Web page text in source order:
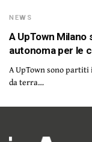
NEWS
A UpTown Milano
autonoma per le
A UpTown sono
da terra…